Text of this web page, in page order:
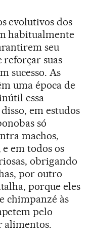
evolutivos dos
habitualmente
seu
reforçar suas
sucesso. As
uma época de
essa
em estudos
só
machos,
em todos os
obrigando
por outro
porque eles
chimpanzé às
pelo
alimentos.